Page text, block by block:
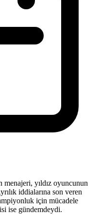
yıldız oyuncunun
iddialarına son veren
için mücadele
ise gündemdeydi.